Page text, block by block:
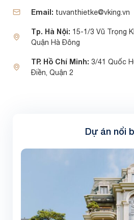
Email: tuvanthietke@vking.vn
Tp. Hà Nội: 15-1/3 Vũ Trọng
Quận Hà Đông
TP. Hồ Chí Minh: 3/41 Quốc
Điền, Quận 2
Dự án nổi